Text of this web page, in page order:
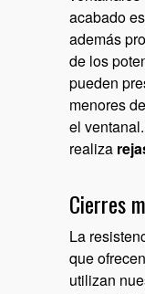
acabado
además
de los
pueden
menores
el
realiza
Cierres
La
que
utilizan